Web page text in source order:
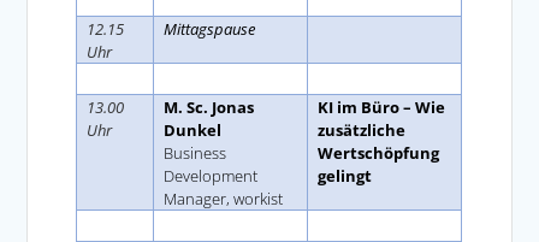
12.15
Uhr
Mittagspause
13.00
Uhr
M. Sc. Jonas
Dunkel
Business
Development
Manager, workist
KI im Büro – Wie
zusätzliche
Wertschöpfung
gelingt